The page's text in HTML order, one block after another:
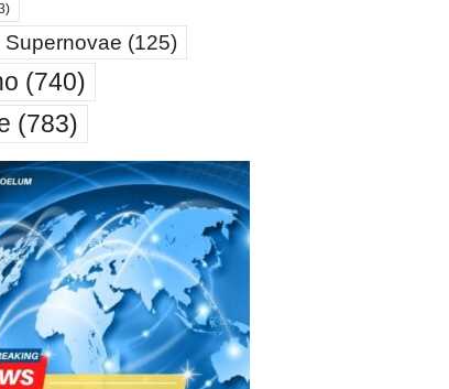
Supernovae (125)
(740)
(783)